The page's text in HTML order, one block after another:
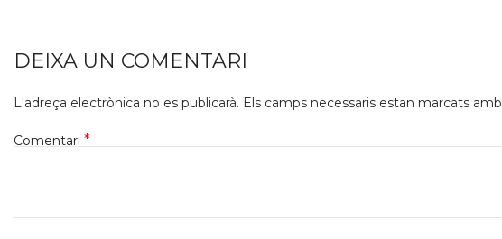
DEIXA UN COMENTARI
L'adreça electrònica no es publicarà. Els camps necessaris estan marcats amb
Comentari *